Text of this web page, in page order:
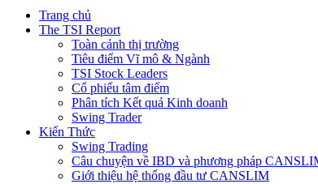
Trang chủ
The TSI Report
Toàn cảnh thị trường
Tiêu điểm Vĩ mô & Ngành
TSI Stock Leaders
Cổ phiếu tâm điểm
Phân tích Kết quả Kinh doanh
Swing Trader
Kiến Thức
Swing Trading
Câu chuyện về IBD và phương pháp
Giới thiệu hệ thống đầu tư CANSLIM